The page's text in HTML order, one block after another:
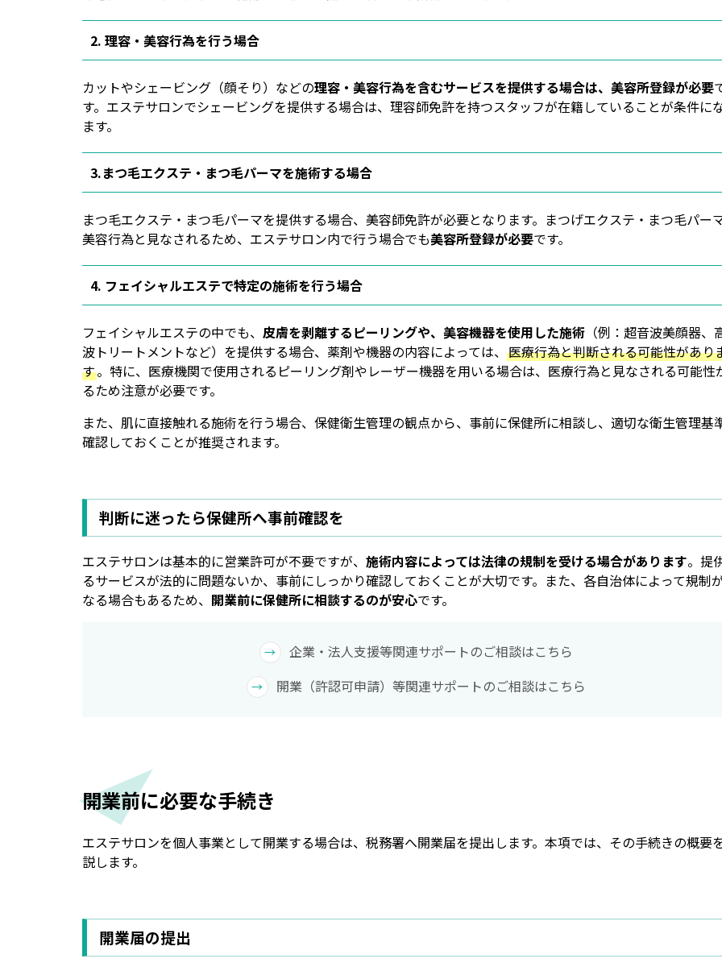
2. 理容・美容行為を行う場合
カットやシェービング（顔そり）などの理容・美容行為を含むサービスを提供する場合は、美容所登録が必要
す。エステサロンでシェービングを提供する場合は、理容師免許を持つスタッフが在籍していることが条件に
ます。
3.まつ毛エクステ・まつ毛パーマを施術する場合
まつ毛エクステ・まつ毛パーマを提供する場合、美容師免許が必要となります。まつげエクステ・まつ毛パー
美容行為と見なされるため、エステサロン内で行う場合でも美容所登録が必要です。
4. フェイシャルエステで特定の施術を行う場合
フェイシャルエステの中でも、 皮膚を剥離するピーリングや、美容機器を使用した施術 （例：超音波美顔器、
波トリートメントなど）を提供する場合、薬剤や機器の内容によっては、 医療行為と判断される可能性があり
す。特に、医療機関で使用されるピーリング剤やレーザー機器を用いる場合は、医療行為と見なされる可能性
るため注意が必要です。
また、肌に直接触れる施術を行う場合、保健衛生管理の観点から、事前に保健所に相談し、適切な衛生管理基
確認しておくことが推奨されます。
判断に迷ったら保健所へ事前確認を
エステサロンは基本的に営業許可が不要ですが、 施術内容によっては法律の規制を受ける場合があります。提
るサービスが法的に問題ないか、事前にしっかり確認しておくことが大切です。また、各自治体によって規制
なる場合もあるため、 開業前に保健所に相談するのが安心です。
企業・法人支援等関連サポートのご相談はこちら
開業（許認可申請）等関連サポートのご相談はこちら
開業前に必要な手続き
エステサロンを個人事業として開業する場合は、税務署へ開業届を提出します。本項では、その手続きの概要
説します。
開業届の提出